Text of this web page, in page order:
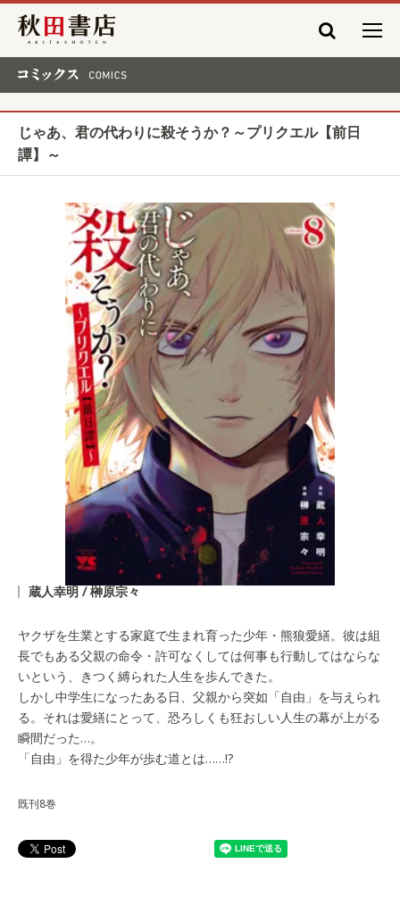
秋田書店
じゃあ、君の代わりに殺そうか？～プリクエル【前日
譚】～
蔵人幸明 / 榊原宗々
ヤクザを生業とする家庭で生まれ育った少年・熊狼愛繕。彼は組
長でもある父親の命令・許可なくしては何事も行動してはならな
いという、きつく縛られた人生を歩んできた。
しかし中学生になったある日、父親から突如「自由」を与えられ
る。それは愛繕にとって、恐ろしくも狂おしい人生の幕が上がる
瞬間だった…。
「自由」を得た少年が歩む道とは……!?
既刊8巻